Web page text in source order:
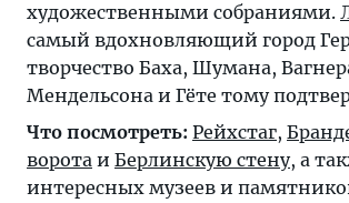
художественными собраниями.
самый вдохновляющий город
творчество Баха, Шумана,
Мендельсона и Гёте тому
Что посмотреть: Рейхстаг,
ворота и Берлинскую стену, а
интересных музеев и